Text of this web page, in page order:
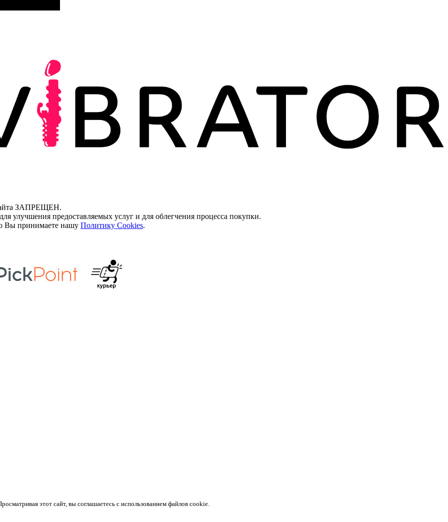
ЗАПРЕЩЕН.
улучшения предоставляемых услуг и для облегчения процесса покупки.
Вы принимаете нашу Политику Cookies.
этот сайт, вы соглашаетесь с использованием файлов cookie.